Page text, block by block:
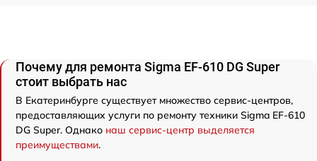
Почему для ремонта Sigma EF-610 DG Super
стоит выбрать нас
В Екатеринбурге существует множество сервис-центров,
предоставляющих услуги по ремонту техники Sigma EF-610
DG Super. Однако наш сервис-центр выделяется
преимуществами.